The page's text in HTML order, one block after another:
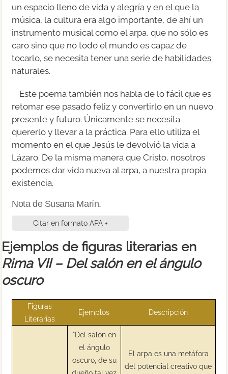
un espacio lleno de vida y alegría y en el que la
música, la cultura era algo importante, de ahí un
instrumento musical como el arpa, que no sólo es
caro sino que no todo el mundo es capaz de
tocarlo, se necesita tener una serie de habilidades
naturales.
Este poema también nos habla de lo fácil que es
retomar ese pasado feliz y convertirlo en un nuevo
presente y futuro. Únicamente se necesita
quererlo y llevar a la práctica. Para ello utiliza el
momento en el que Jesús le devolvió la vida a
Lázaro. De la misma manera que Cristo, nosotros
podemos dar vida nueva al arpa, a nuestra propia
existencia.
Nota de Susana Marín.
Citar en formato APA +
Ejemplos de figuras literarias en
Rima VII – Del salón en el ángulo
oscuro
Figuras
Literarias
Ejemplos Descripción
"Del salón en
el ángulo
oscuro, de su
El arpa es una metáfora
del potencial creativo que